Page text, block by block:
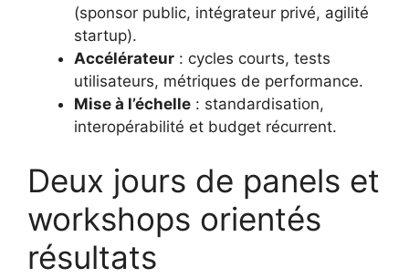
(sponsor public, intégrateur privé, agilité
startup).
Accélérateur : cycles courts, tests
utilisateurs, métriques de performance.
Mise à l’échelle : standardisation,
interopérabilité et budget récurrent.
Deux jours de panels et
workshops orientés
résultats